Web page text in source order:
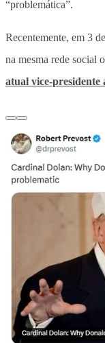
“problemática”.
Recentemente, em 3
na mesma rede social
atual vice-presidente